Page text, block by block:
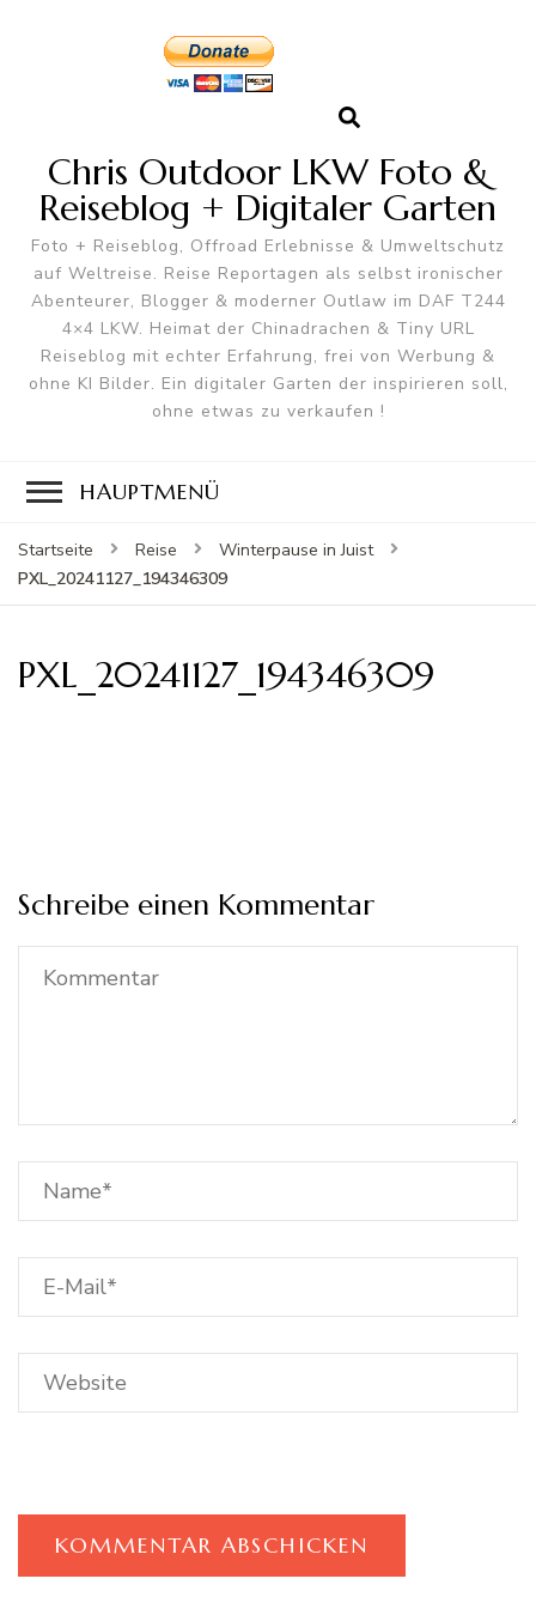
Chris Outdoor LKW Foto &
Reiseblog + Digitaler Garten
Foto + Reiseblog, Offroad Erlebnisse & Umweltschutz
auf Weltreise. Reise Reportagen als selbst ironischer
Abenteurer, Blogger & moderner Outlaw im DAF T244
4×4 LKW. Heimat der Chinadrachen & Tiny URL
Reiseblog mit echter Erfahrung, frei von Werbung &
ohne KI Bilder. Ein digitaler Garten der inspirieren soll,
ohne etwas zu verkaufen !
HAUPTMENÜ
Startseite Reise
Winterpause in Juist
PXL_20241127_194346309
PXL_20241127_194346309
Schreibe einen Kommentar